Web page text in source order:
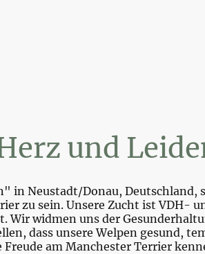
und
in Neustadt/Donau, Deutschland,
zu sein. Unsere Zucht ist VDH-
Wir widmen uns der
dass unsere Welpen gesund,
Freude am Manchester Terrier